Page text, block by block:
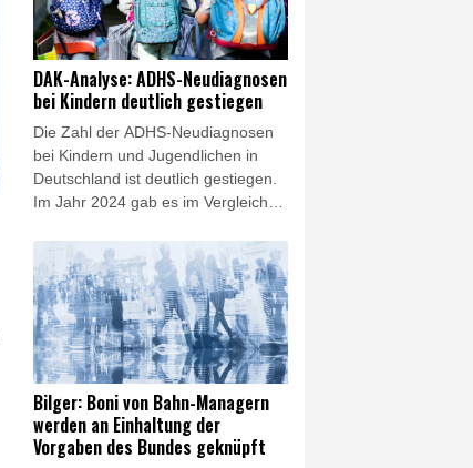
Dobrindt der "Bild am Sonntag". Am
18. August solle am Testflughafen
des Deutschen Zentrums für Luft-
und Raumfahrt (DLR) in Cochstedt
in Sachsen-Anhalt eine neue
Forschungseinrichtung für
Drohnensicherheit errichtet werden.
DAK-Analyse: ADHS-Neudiagnosen
bei Kindern deutlich gestiegen
Die Zahl der ADHS-Neudiagnosen
bei Kindern und Jugendlichen in
Deutschland ist deutlich gestiegen.
Im Jahr 2024 gab es im Vergleich
Diagnosen einer
Aufmerksamkeitsdefizit-/Hyperaktivitätsstörung
bei Kindern bis einschließlich 17
Jahren: Dies zeigt eine aktuelle
Analyse der DAK-Gesundheit, die
der Nachrichtenagentur AFP vorlag.
Hochgerechnet wurde damit 2024
bundesweit bei rund 202.000
jungen Menschen erstmals ADHS
diagnostiziert.
Bilger: Boni von Bahn-Managern
werden an Einhaltung der
Vorgaben des Bundes geknüpft